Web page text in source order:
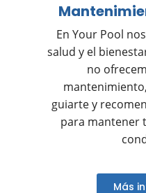
En Your Pool
salud y el
no
guiarte y
para mantener
Más